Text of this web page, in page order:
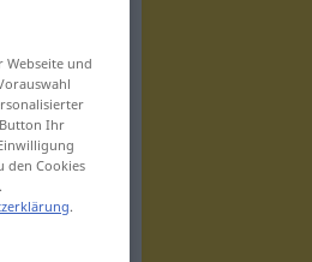
und
Ihr
den Cookies
.